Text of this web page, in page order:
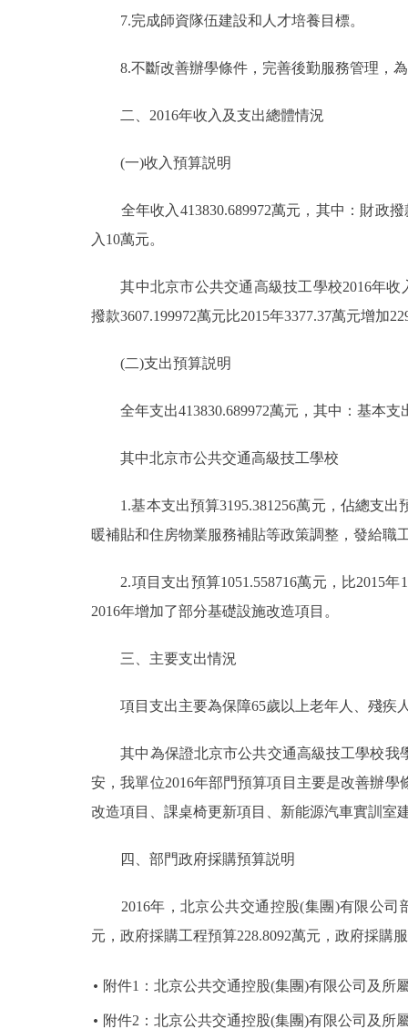
7.完成師資隊伍建設和人才培養目標。
8.不斷改善辦學條件，完善後勤服務管理，為
二、2016年收入及支出總體情況
(一)收入預算説明
全年收入413830.689972萬元，其中：財政撥
入10萬元。
其中北京市公共交通高級技工學校2016年收入
撥款3607.199972萬元比2015年3377.37萬元增加
(二)支出預算説明
全年支出413830.689972萬元，其中：基本支
其中北京市公共交通高級技工學校
1.基本支出預算3195.381256萬元，佔總支出預
暖補貼和住房物業服務補貼等政策調整，發給職
2.項目支出預算1051.558716萬元，比2015年
2016年增加了部分基礎設施改造項目。
三、主要支出情況
項目支出主要為保障65歲以上老年人、殘疾
其中為保證北京市公共交通高級技工學校我
安，我單位2016年部門預算項目主要是改善辦
改造項目、課桌椅更新項目、新能源汽車實訓室
四、部門政府採購預算説明
2016年，北京公共交通控股(集團)有限公司部
元，政府採購工程預算228.8092萬元，政府採購
附件1：北京公共交通控股(集團)有限公司及所
附件2：北京公共交通控股(集團)有限公司及所